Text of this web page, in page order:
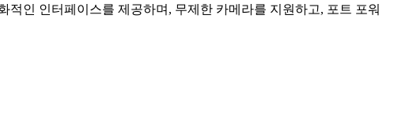
인 인터페이스를 제공하며, 무제한 카메라를 지원하고, 포트 포워